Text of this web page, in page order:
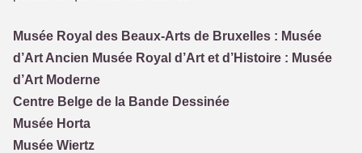
Musée Royal des Beaux-Arts de Bruxelles : Musée
d’Art Ancien Musée Royal d’Art et d’Histoire : Musée
d’Art Moderne
Centre Belge de la Bande Dessinée
Musée Horta
Musée Wiertz